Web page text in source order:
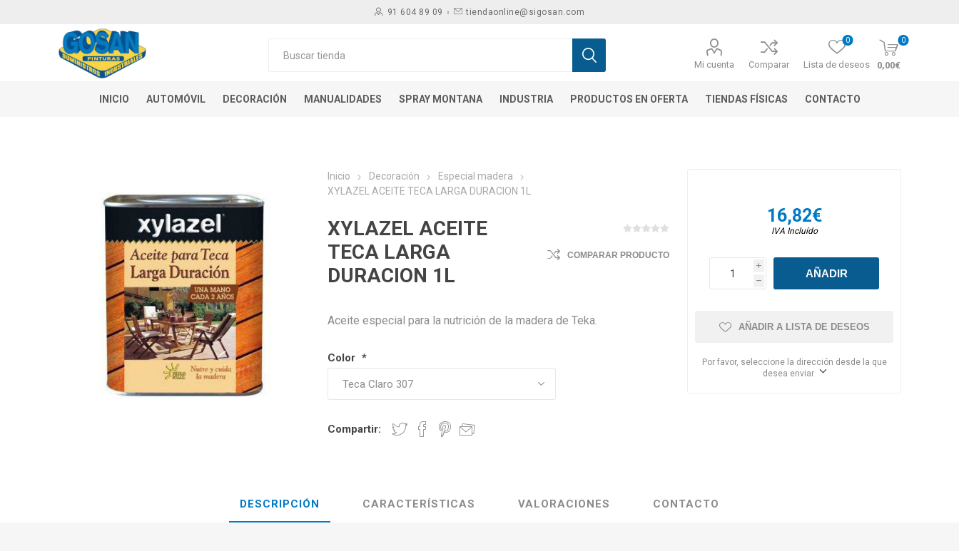
91 604 89 09 tiendaonline@sigosan.com
Mi cuenta Comparar Lista de deseos
0 0
0,00€
INICIO AUTOMÓVIL DECORACIÓN MANUALIDADES SPRAY MONTANA INDUSTRIA PRODUCTOS EN OFERTA TIENDAS FÍSICAS CONTACTO
Inicio Decoración
Especial madera
XYLAZEL ACEITE TECA LARGA DURACION 1L
XYLAZEL ACEITE
TECA LARGA
DURACION 1L
COMPARAR PRODUCTO
Aceite especial para la nutrición de la madera de Teka.
Color *
Compartir:
16,82€
IVA Incluído
i
h
AÑADIR A LISTA DE DESEOS
Por favor, seleccione la dirección desde la que
desea enviar
DESCRIPCIÓN CARACTERÍSTICAS VALORACIONES CONTACTO